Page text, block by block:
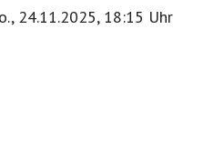
Spiel ist dann auch noch
bäckt.....oder zwischen
Ich kann nicht jeden
mal nicht zum Zug kommt.
24.11.2025, 18:15 Uhr